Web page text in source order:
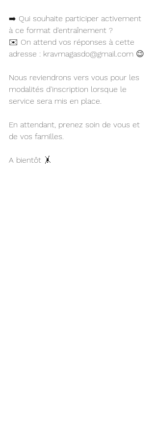
➡️ Qui souhaite participer activement
à ce format d'entraînement ?
✉️ On attend vos réponses à cette
adresse : kravmagasdo@gmail.com 😉
Nous reviendrons vers vous pour les
modalités d'inscription lorsque le
service sera mis en place.
En attendant, prenez soin de vous et
de vos familles.
A bientôt 🤸